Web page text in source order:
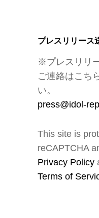
プレスリリース
※プレスリリ
ご連絡はこち
い。
press@idol-
This site is
reCAPTCHA
Privacy Policy
Terms of